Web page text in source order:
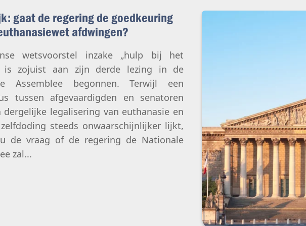
Eugenetica
Kunstmatige intelligentie
gaat de regering de goedkeuring
afdwingen?
wetsvoorstel inzake „hulp bij het
is zojuist aan zijn derde lezing in de
Assemblee begonnen. Terwijl een
tussen afgevaardigden en senatoren
dergelijke legalisering van euthanasie en
steeds onwaarschijnlijker lijkt,
de vraag of de regering de Nationale
zal...